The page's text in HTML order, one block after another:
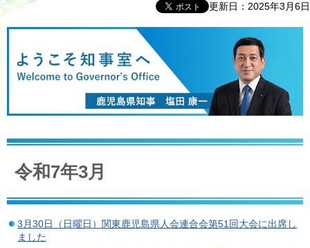
更新日：2025年3月6日
令和7年3月
3月30日（日曜日）関東鹿児島県人会連合会第51回大会に出席し
ました